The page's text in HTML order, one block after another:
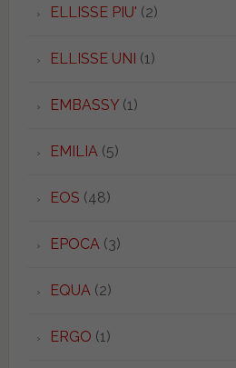
ELLISSE PIU' (2)
ELLISSE UNI (1)
EMBASSY(1)
EMILIA(5)
EOS (48)
EPOCA(3)
EQUA(2)
ERGO (1)